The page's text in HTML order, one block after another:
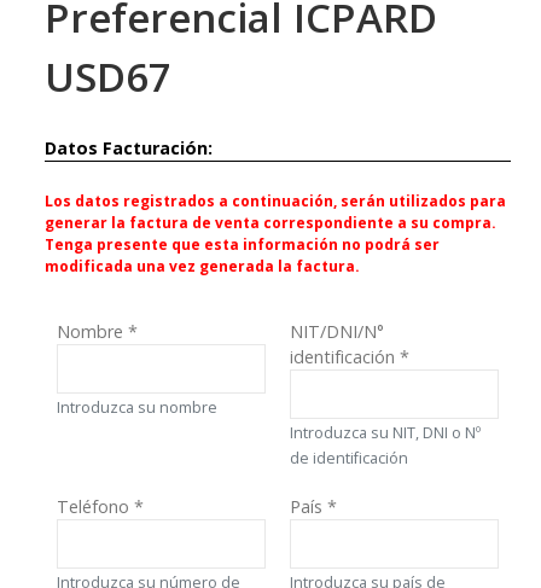
Preferencial ICPARD
USD67
Datos Facturación:
Los datos registrados a continuación, serán utilizados para
generar la factura de venta correspondiente a su compra.
Tenga presente que esta información no podrá ser
modificada una vez generada la factura.
Nombre *
Introduzca su nombre
NIT/DNI/N°
identificación *
Introduzca su NIT, DNI o Nº
de identificación
Teléfono *
Introduzca su número de
País *
Introduzca su país de